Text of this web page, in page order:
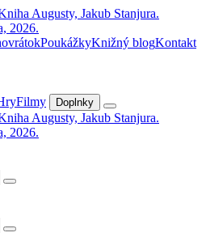
PoukážkyKnižný blogKontakt
Filmy Doplnky